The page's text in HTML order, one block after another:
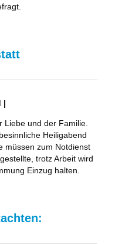
|
Liebe und der Familie.
Heiligabend
müssen zum Notdienst
trotz Arbeit wird
Einzug halten.